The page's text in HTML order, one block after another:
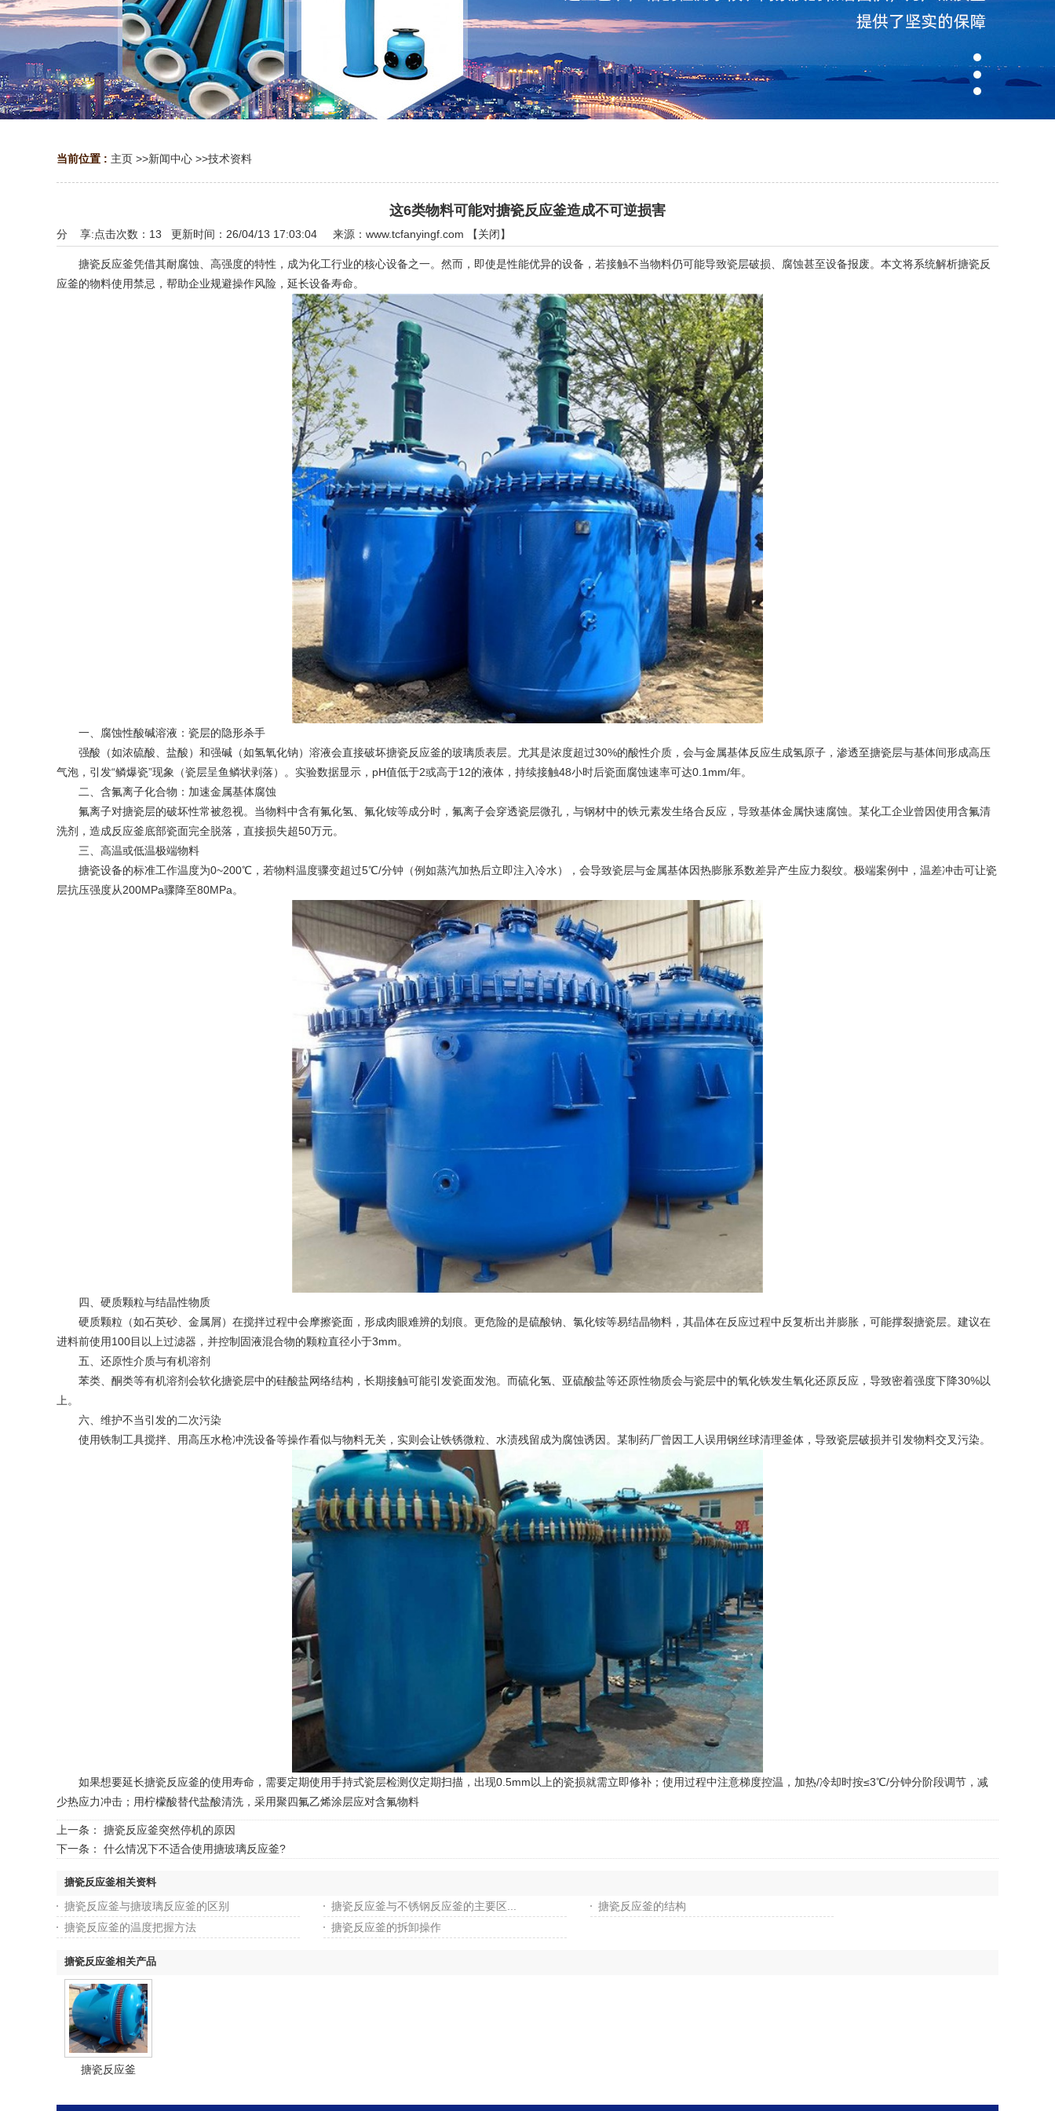
当前位置 : 主页 >>新闻中心 >>技术资料
这6类物料可能对搪瓷反应釜造成不可逆损害
点击次数： 13 更新时间：26/04/13 17:03:04 来源： www.tcfanyingf.com 【关闭】
分 享:
搪瓷反应釜凭借其耐腐蚀、高强度的特性，成为化工行业的核心设备之一。然而，即使是性能优异的设备，若接触不当物料仍可能导致瓷层破损、腐蚀甚至设备报废。本文将系统解析搪瓷反
应釜的物料使用禁忌，帮助企业规避操作风险，延长设备寿命。
一、腐蚀性酸碱溶液：瓷层的隐形杀手
强酸（如浓硫酸、盐酸）和强碱（如氢氧化钠）溶液会直接破坏搪瓷反应釜的玻璃质表层。尤其是浓度超过30%的酸性介质，会与金属基体反应生成氢原子，渗透至搪瓷层与基体间形成高压
气泡，引发“鳞爆瓷”现象（瓷层呈鱼鳞状剥落）。实验数据显示，pH值低于2或高于12的液体，持续接触48小时后瓷面腐蚀速率可达0.1mm/年。
二、含氟离子化合物：加速金属基体腐蚀
氟离子对搪瓷层的破坏性常被忽视。当物料中含有氟化氢、氟化铵等成分时，氟离子会穿透瓷层微孔，与钢材中的铁元素发生络合反应，导致基体金属快速腐蚀。某化工企业曾因使用含氟清
洗剂，造成反应釜底部瓷面完全脱落，直接损失超50万元。
三、高温或低温极端物料
搪瓷设备的标准工作温度为0~200℃，若物料温度骤变超过5℃/分钟（例如蒸汽加热后立即注入冷水），会导致瓷层与金属基体因热膨胀系数差异产生应力裂纹。极端案例中，温差冲击可让瓷
层抗压强度从200MPa骤降至80MPa。
四、硬质颗粒与结晶性物质
硬质颗粒（如石英砂、金属屑）在搅拌过程中会摩擦瓷面，形成肉眼难辨的划痕。更危险的是硫酸钠、氯化铵等易结晶物料，其晶体在反应过程中反复析出并膨胀，可能撑裂搪瓷层。建议在
进料前使用100目以上过滤器，并控制固液混合物的颗粒直径小于3mm。
五、还原性介质与有机溶剂
苯类、酮类等有机溶剂会软化搪瓷层中的硅酸盐网络结构，长期接触可能引发瓷面发泡。而硫化氢、亚硫酸盐等还原性物质会与瓷层中的氧化铁发生氧化还原反应，导致密着强度下降30%以
上。
六、维护不当引发的二次污染
使用铁制工具搅拌、用高压水枪冲洗设备等操作看似与物料无关，实则会让铁锈微粒、水渍残留成为腐蚀诱因。某制药厂曾因工人误用钢丝球清理釜体，导致瓷层破损并引发物料交叉污染。
如果想要延长搪瓷反应釜的使用寿命，需要定期使用手持式瓷层检测仪定期扫描，出现0.5mm以上的瓷损就需立即修补；使用过程中注意梯度控温，加热/冷却时按≤3℃/分钟分阶段调节，减
少热应力冲击；用柠檬酸替代盐酸清洗，采用聚四氟乙烯涂层应对含氟物料
上一条： 搪瓷反应釜突然停机的原因
下一条： 什么情况下不适合使用搪玻璃反应釜?
搪瓷反应釜相关资料
搪瓷反应釜与搪玻璃反应釜的区别 搪瓷反应釜与不锈钢反应釜的主要区...
搪瓷反应釜的结构
搪瓷反应釜的温度把握方法
搪瓷反应釜的拆卸操作
搪瓷反应釜相关产品
搪瓷反应釜